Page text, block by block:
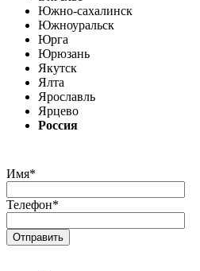
Южно-сахалинск
Южноуральск
Юрга
Юрюзань
Якутск
Ялта
Ярославль
Ярцево
Россия
Имя*
Телефон*